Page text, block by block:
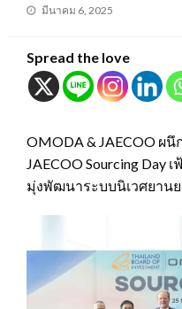
Posted
มีนาคม 6, 2025
Spread the love
OMODA & JAECOO ผ
JAECOO Sourcing
มุ่งพัฒนาระบบนิเวศยาน